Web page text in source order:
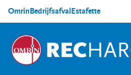
OmrinBedrijfsafvalEstafette